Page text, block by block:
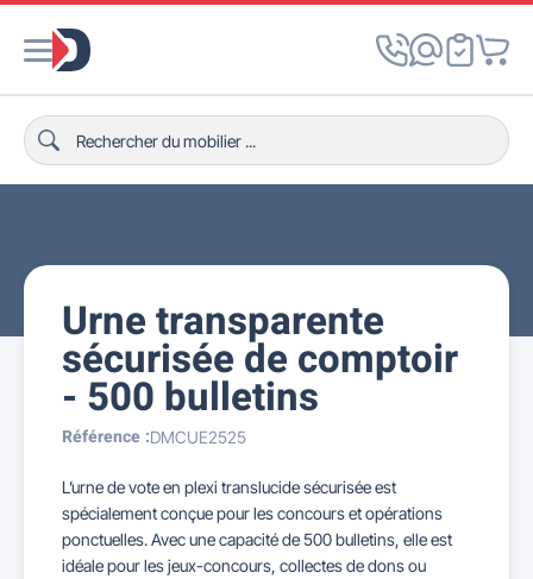
Urne transparente
sécurisée de comptoir
- 500 bulletins
Référence :DMCUE2525
L’urne de vote en plexi translucide sécurisée est
spécialement conçue pour les concours et opérations
ponctuelles. Avec une capacité de 500 bulletins, elle est
idéale pour les jeux-concours, collectes de dons ou